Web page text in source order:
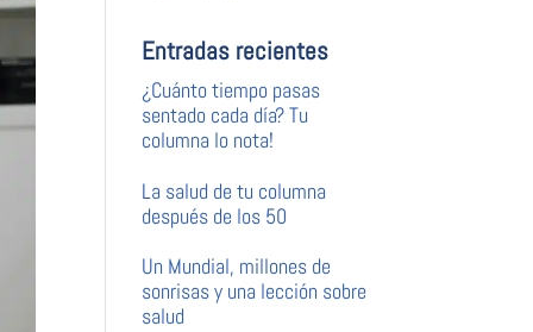
Entradas recientes
¿Cuánto tiempo pasas
sentado cada día? Tu
columna lo nota!
La salud de tu columna
después de los 50
Un Mundial, millones de
sonrisas y una lección sobre
salud